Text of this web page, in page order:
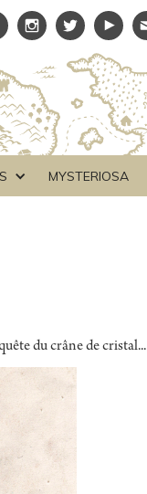
MYSTERIOSA
du crâne de cristal...